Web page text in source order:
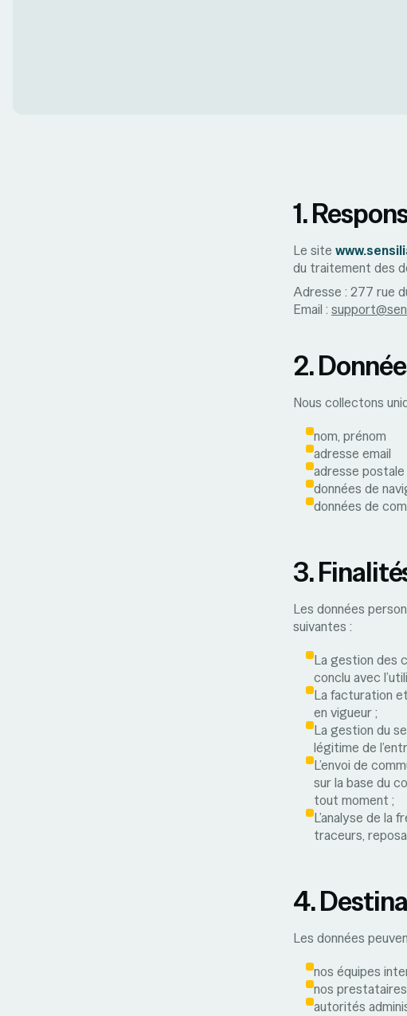
1.
Le site
du traitement des
Adresse : 277 rue
Email :
2.
Nous collectons
nom, prénom
adresse email
adresse
données de
données de
3.
Les données
suivantes :
La gestion des
conclu avec
La facturation
en vigueur ;
La gestion du
légitime de
L’envoi de
sur la base du
tout moment ;
L’analyse de la
traceurs,
4.
Les données
nos équipes
nos
autorités